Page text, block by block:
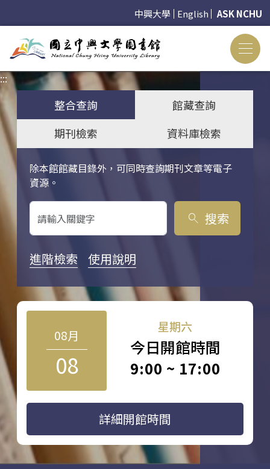
中興大學 English ASK NCHU
:::
整合查詢
館藏查詢
期刊檢索
資料庫檢索
除本館館藏目錄外，可同時查詢期刊文章等電子
資源。
關鍵字搜尋
search 搜索
進階檢索 使用說明
08月
08
星期六
今日開館時間
9:00 ~ 17:00
詳細開館時間